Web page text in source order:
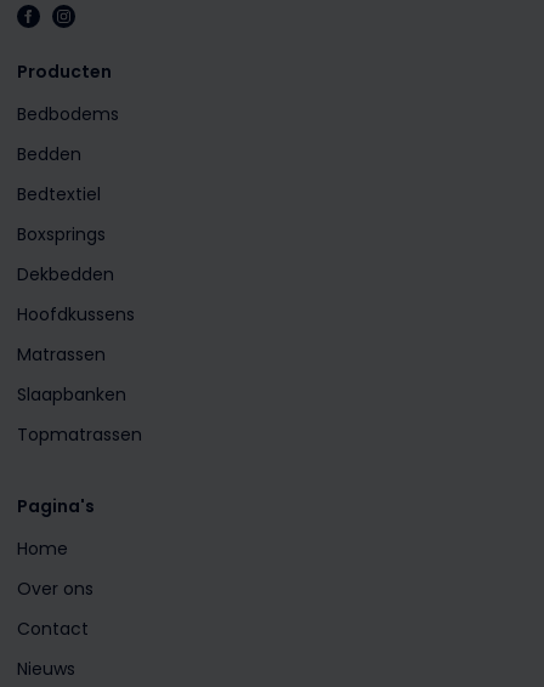
Producten
Bedbodems
Bedden
Bedtextiel
Boxsprings
Dekbedden
Hoofdkussens
Matrassen
Slaapbanken
Topmatrassen
Pagina's
Home
Over ons
Contact
Nieuws